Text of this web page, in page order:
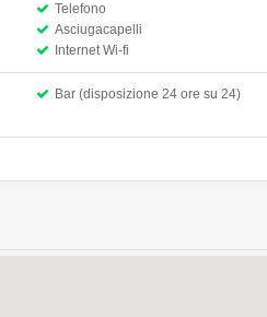
Telefono
Asciugacapelli
Internet Wi-fi
Bar (disposizione 24 ore su 24)